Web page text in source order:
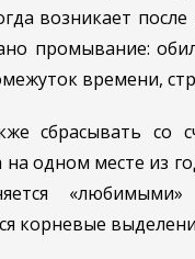
возникает
промывание:
времени,
сбрасывать со
на одном месте из
корневые